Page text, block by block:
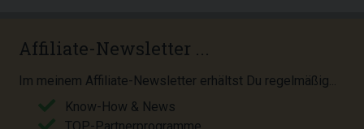
Affiliate-Newsletter ...
Im meinem Affiliate-Newsletter erhältst Du regelmäßig...
Know-How & News